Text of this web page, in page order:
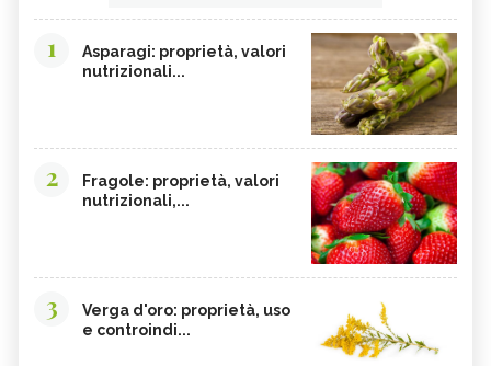
1
Asparagi: proprietà, valori
nutrizionali...
2
Fragole: proprietà, valori
nutrizionali,...
3
Verga d'oro: proprietà, uso
e controindi...